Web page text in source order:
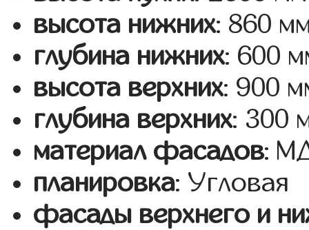
высота нижних: 860
глубина нижних: 600
высота верхних: 900
глубина верхних: 300
материал фасадов:
планировка: Угловая
фасады верхнего и